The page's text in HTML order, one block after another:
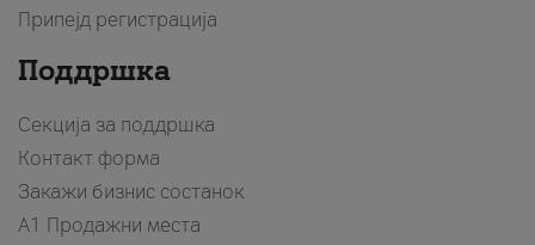
Припејд регистрација
Поддршка
Секција за поддршка
Контакт форма
Закажи бизнис состанок
A1 Продажни места